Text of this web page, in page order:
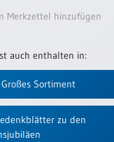
Merkzettel hinzufügen
auch enthalten in:
Sortiment
zu den